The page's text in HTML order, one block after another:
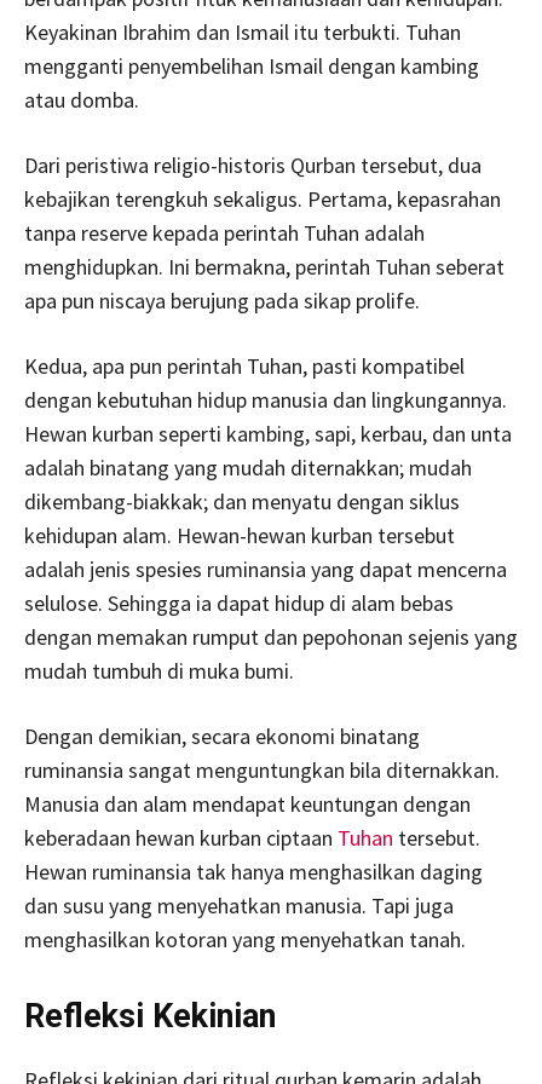
Keyakinan Ibrahim dan Ismail itu terbukti. Tuhan
mengganti penyembelihan Ismail dengan kambing
atau domba.
Dari peristiwa religio-historis Qurban tersebut, dua
kebajikan terengkuh sekaligus. Pertama, kepasrahan
tanpa reserve kepada perintah Tuhan adalah
menghidupkan. Ini bermakna, perintah Tuhan seberat
apa pun niscaya berujung pada sikap prolife.
Kedua, apa pun perintah Tuhan, pasti kompatibel
dengan kebutuhan hidup manusia dan lingkungannya.
Hewan kurban seperti kambing, sapi, kerbau, dan unta
adalah binatang yang mudah diternakkan; mudah
dikembang-biakkak; dan menyatu dengan siklus
kehidupan alam. Hewan-hewan kurban tersebut
adalah jenis spesies ruminansia yang dapat mencerna
selulose. Sehingga ia dapat hidup di alam bebas
dengan memakan rumput dan pepohonan sejenis yang
mudah tumbuh di muka bumi.
Dengan demikian, secara ekonomi binatang
ruminansia sangat menguntungkan bila diternakkan.
Manusia dan alam mendapat keuntungan dengan
keberadaan hewan kurban ciptaan Tuhan tersebut.
Hewan ruminansia tak hanya menghasilkan daging
dan susu yang menyehatkan manusia. Tapi juga
menghasilkan kotoran yang menyehatkan tanah.
Refleksi Kekinian